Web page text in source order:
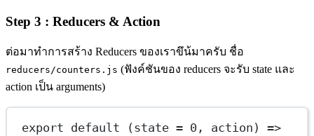
Step 3 : Reducers & Action
ต่อมาทำการสร้าง Reducers ของเราขึน้มาครับ ชื่อ
reducers/counters.js (ฟังค์ชันของ reducers จะรับ state และ
action เป็น arguments)
export default (state = 0 , action ) =>